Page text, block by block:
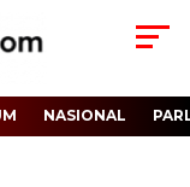
NASIONAL